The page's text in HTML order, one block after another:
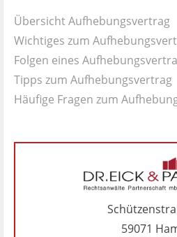
Datenschutz
Übersicht Aufhebungsvertrag
Wichtiges zum
Folgen eines
Tipps zum Aufhebungsvertrag
Häufige Fragen zum
59071